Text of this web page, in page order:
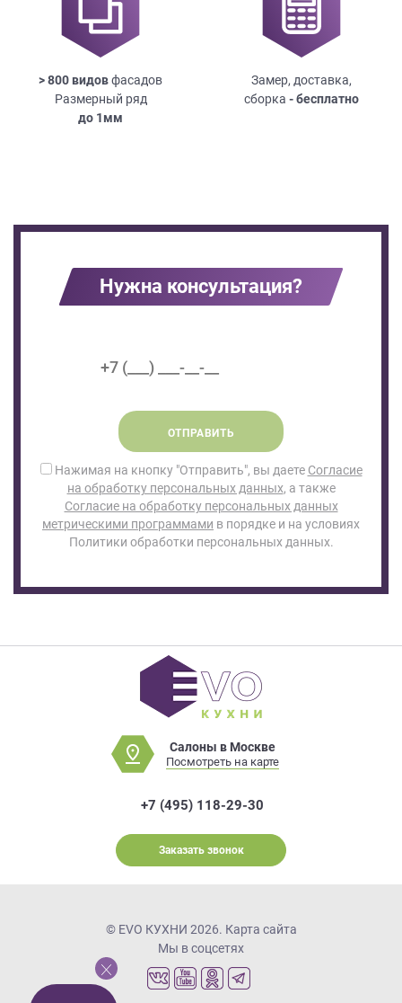
> 800 видовфасадов
Размерный ряд
до 1мм
Замер, доставка,
сборка - бесплатно
Нужна консультация?
ОТПРАВИТЬ
Нажимая на кнопку "Отправить", вы даете Согласие
на обработку персональных данных, а также
Согласие на обработку персональных данных
метрическими программами в порядке и на условиях
Политики обработки персональных данных.
Салоны в Москве
Посмотреть на карте
+7 (495) 118-29-30
Заказать звонок
© EVO КУХНИ 2026. Карта сайта
Мы в соцсетях